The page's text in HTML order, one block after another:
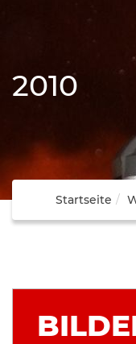
2010
Startseite